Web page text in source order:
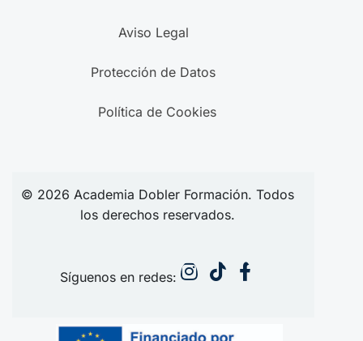
Aviso Legal
Protección de Datos
Política de Cookies
© 2026 Academia Dobler Formación. Todos
los derechos reservados.
Síguenos en redes: